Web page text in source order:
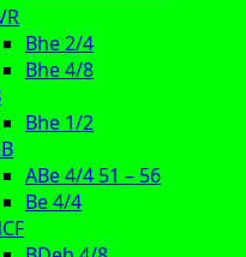
Bhe 2/4
Bhe 4/8
Bhe 1/2
ABe 4/4 51 – 56
Be 4/4